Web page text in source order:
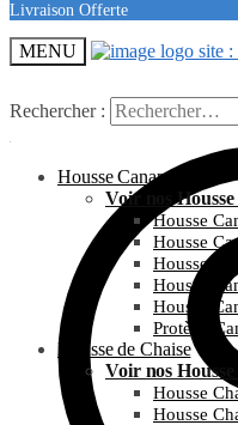
Livraison Offerte
MENU
Rechercher :
Housse Canapé
Voir nos
Housse
Housse
Housse
Housse
Housse
Protège
Housse de Chaise
Voir nos Housse
Housse
Housse